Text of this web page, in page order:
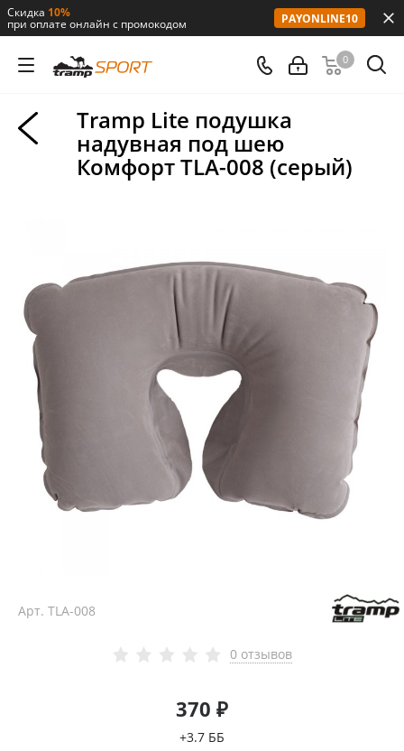
Скидка 10%
при оплате онлайн с промокодом PAYONLINE10
0
Tramp Lite подушка
надувная под шею
Комфорт TLA-008 (серый)
Арт. TLA-008
0 отзывов
370 ₽
+3.7 ББ